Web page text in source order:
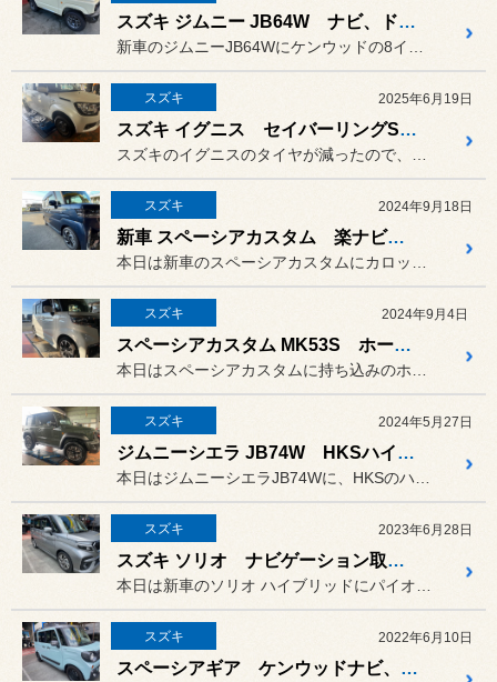
スズキ ジムニー JB64W ナビ、ドラレコ取付
スズキ 2025年6月19日
スズキ イグニス セイバーリングSL101
スズキ 2024年9月18日
新車 スペーシアカスタム 楽ナビ８インチ 取り付け
スズキ 2024年9月4日
スペーシアカスタム MK53S ホーン取付
スズキ 2024年5月27日
ジムニーシエラ JB74W HKSハイパーマックスG＋
スズキ 2023年6月28日
スズキ ソリオ ナビゲーション取り付け
スズキ 2022年6月10日
スペーシアギア ケンウッドナビ、ドラレコ